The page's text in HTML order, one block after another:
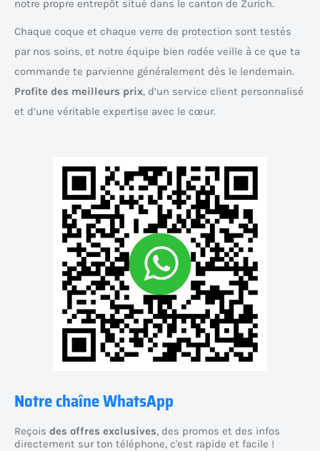
notre propre entrepôt situé dans le canton de Zurich.
Chaque coque et chaque verre de protection sont testés
par nos soins, et notre équipe bien rodée veille à ce que ta
commande te parvienne généralement dès le lendemain.
Profite des meilleurs prix, d’un service client personnalisé
et d’une véritable expertise avec le cœur.
Notre chaîne WhatsApp
Reçois des offres exclusives, des promos et des infos
directement sur ton téléphone, c'est rapide et facile !